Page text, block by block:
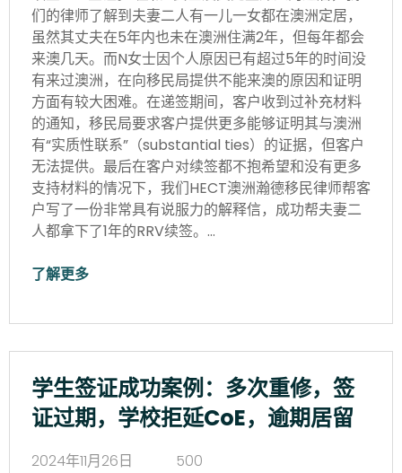
们的律师了解到夫妻二人有一儿一女都在澳洲定居，
虽然其丈夫在5年内也未在澳洲住满2年，但每年都会
来澳几天。而N女士因个人原因已有超过5年的时间没
有来过澳洲，在向移民局提供不能来澳的原因和证明
方面有较大困难。在递签期间，客户收到过补充材料
的通知，移民局要求客户提供更多能够证明其与澳洲
有“实质性联系”（substantial ties）的证据，但客户
无法提供。最后在客户对续签都不抱希望和没有更多
支持材料的情况下，我们HECT澳洲瀚德移民律师帮客
户写了一份非常具有说服力的解释信，成功帮夫妻二
人都拿下了1年的RRV续签。…
了解更多
学生签证成功案例：多次重修，签
证过期，学校拒延CoE，逾期居留
2024年11月26日
500